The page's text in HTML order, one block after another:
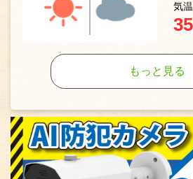
気温
35
もっと見る